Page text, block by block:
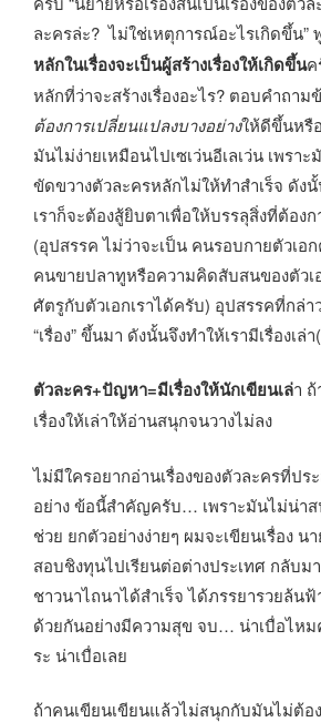
ละครล่ะ? ไม่ใช่เหตุการณ์อะไรเกิดขึ้น”
หลักในเรื่องจะเป็นผู้สร้างเรื่องให้เกิดขึ้นค
หลักที่ว่าจะสร้างเรื่องอะไร? ตอบคำถา
ต้องการเปลี่ยนแปลงบางอย่างให้ดีขึ้นหรื
มันไม่ง่ายเหมือนไปเซเว่นอีเลเว่น เพรา
ขัดขวางตัวละครหลักไม่ให้ทำสำเร็จ ดัง
เราก็จะต้องสู้ยิบตาเพื่อให้บรรลุสิ่งที่ต้อง
(อุปสรรค ไม่ว่าจะเป็น คนรอบกายตัวเอ
คนขายปลาทูหรือความคิดสับสนของตัวเ
ศัตรูกับตัวเอกเราได้ครับ) อุปสรรคที่กล่า
“เรื่อง” ขึ้นมา ดังนั้นจึงทำให้เรามีเรื่องเล่
ตัวละคร+ปัญหา=มีเรื่องให้นักเขียนเล่า
เรื่องให้เล่าให้อ่านสนุกจนวางไม่ลง
ไม่มีใครอยากอ่านเรื่องของตัวละครที่ปร
อย่าง ข้อนี้สำคัญครับ… เพราะมันไม่น่าส
ช่วย ยกตัวอย่างง่ายๆ ผมจะเขียนเรื่อง น
สอบชิงทุนไปเรียนต่อต่างประเทศ กลับม
ชาวนาไถนาได้สำเร็จ ได้ภรรยารวยล้น
ด้วยกันอย่างมีความสุข จบ… น่าเบื่อไหม
ระ น่าเบื่อเลย
ถ้าคนเขียนเขียนแล้วไม่สนุกกับมันไม่ต้อ